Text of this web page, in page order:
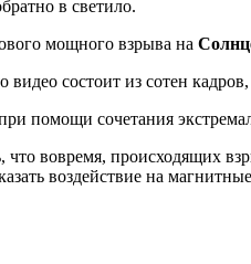
в светило.
мощного взрыва на
состоит из сотен
помощи сочетания
что вовремя, происходящих
воздействие на